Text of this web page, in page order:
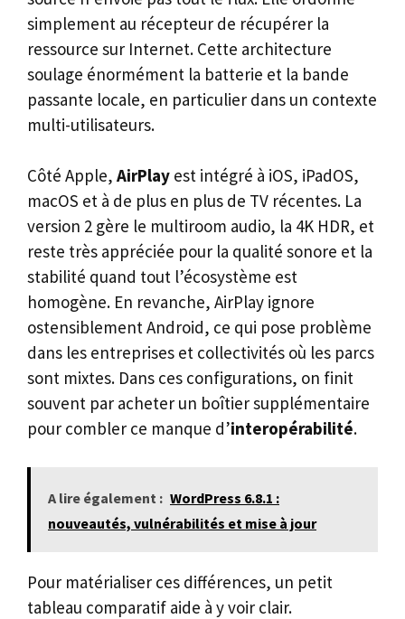
simplement au récepteur de récupérer la
ressource sur Internet. Cette architecture
soulage énormément la batterie et la bande
passante locale, en particulier dans un contexte
multi-utilisateurs.
Côté Apple, AirPlay est intégré à iOS, iPadOS,
macOS et à de plus en plus de TV récentes. La
version 2 gère le multiroom audio, la 4K HDR, et
reste très appréciée pour la qualité sonore et la
stabilité quand tout l’écosystème est
homogène. En revanche, AirPlay ignore
ostensiblement Android, ce qui pose problème
dans les entreprises et collectivités où les parcs
sont mixtes. Dans ces configurations, on finit
souvent par acheter un boîtier supplémentaire
pour combler ce manque d’interopérabilité.
A lire également : WordPress 6.8.1 :
nouveautés, vulnérabilités et mise à jour
Pour matérialiser ces différences, un petit
tableau comparatif aide à y voir clair.